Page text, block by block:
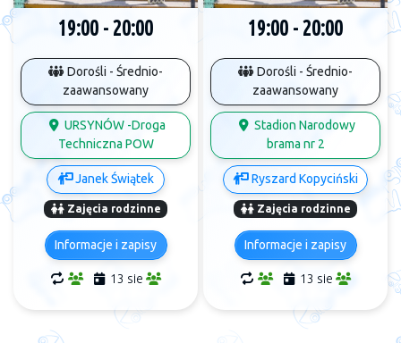
19:00 - 20:00
Dorośli - Średnio-
zaawansowany
URSYNÓW -Droga
Techniczna POW
Janek Świątek
Zajęcia rodzinne
Informacje i zapisy
13 sie
19:00 - 20:00
Dorośli - Średnio-
zaawansowany
Stadion Narodowy
brama nr 2
Ryszard Kopyciński
Zajęcia rodzinne
Informacje i zapisy
13 sie